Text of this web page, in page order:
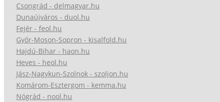
Csongrád - delmagyar.hu
Dunaújváros - duol.hu
Fejér - feol.hu
Győr-Moson-Sopron - kisalfold.hu
Hajdú-Bihar - haon.hu
Heves - heol.hu
Jász-Nagykun-Szolnok - szoljon.hu
Komárom-Esztergom - kemma.hu
Nógrád - nool.hu